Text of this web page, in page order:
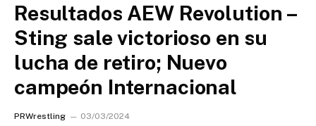
Resultados AEW Revolution –
Sting sale victorioso en su
lucha de retiro; Nuevo
campeón Internacional
PRWrestling 03/03/2024